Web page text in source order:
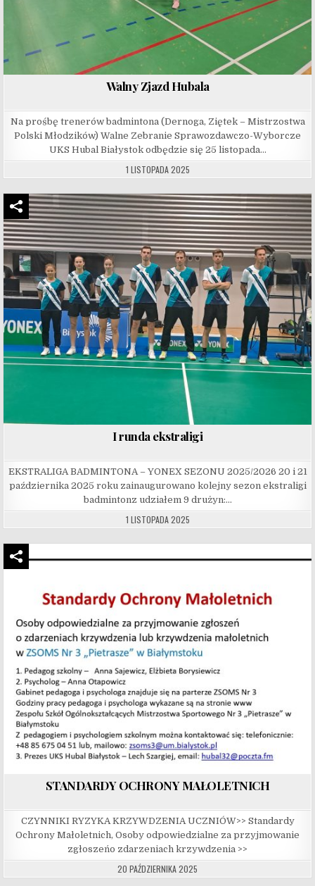
Walny Zjazd Hubala
Na prośbę trenerów badmintona (Dernoga, Ziętek – Mistrzostwa
Polski Młodzików) Walne Zebranie Sprawozdawczo-Wyborcze
UKS Hubal Białystok odbędzie się 25 listopada…
1 LISTOPADA 2025
I runda ekstraligi
EKSTRALIGA BADMINTONA – YONEX SEZONU 2025/2026 20 i 21
października 2025 roku zainaugurowano kolejny sezon ekstraligi
badmintonz udziałem 9 drużyn:…
1 LISTOPADA 2025
STANDARDY OCHRONY MAŁOLETNICH
CZYNNIKI RYZYKA KRZYWDZENIA UCZNIÓW>> Standardy
Ochrony Małoletnich, Osoby odpowiedzialne za przyjmowanie
zgłoszeńo zdarzeniach krzywdzenia >>
20 PAŹDZIERNIKA 2025